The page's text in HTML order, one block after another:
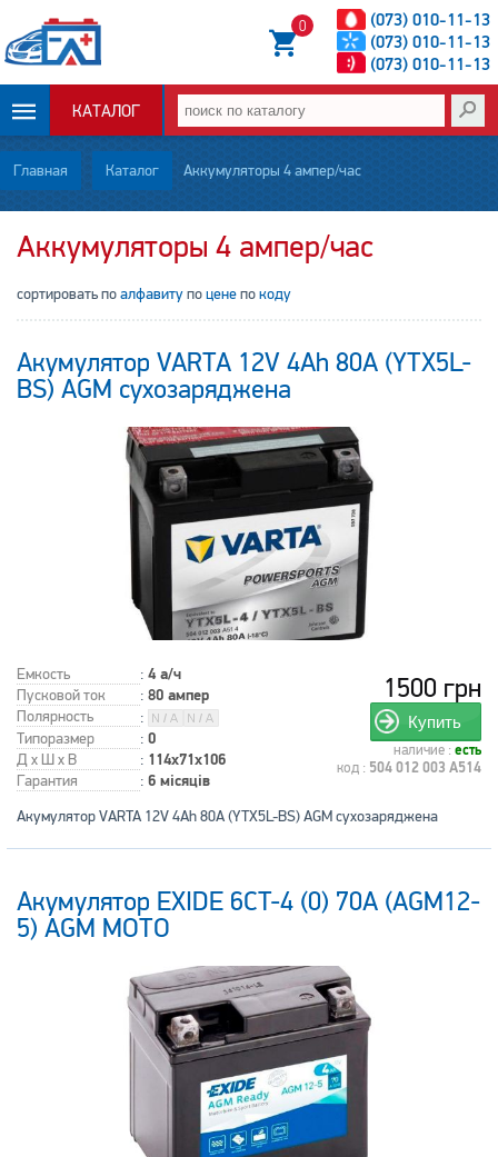
(073) 010-11-13
(073) 010-11-13
(073) 010-11-13
0
КАТАЛОГ
ОПЛАТА И
ДОСТАВКА
СТАТЬИ
О НАС
Главная Каталог Аккумуляторы 4 ампер/час
Аккумуляторы 4 ампер/час
сортировать поалфавитупоценепокоду
Акумулятор VARTA 12V 4Ah 80A (YTX5L-
BS) AGM сухозаряджена
Емкость : 4 а/ч
Пусковой ток : 80 ампер
Полярность
:
Типоразмер
: 0
Д x Ш x В : 114x71x106
Гарантия : 6 місяців
1500 грн
Купить
наличие : есть
код : 504 012 003 A514
Акумулятор VARTA 12V 4Ah 80A (YTX5L-BS) AGM сухозаряджена
Акумулятор EXIDE 6CT-4 (0) 70A (AGM12-
5) AGM МОТО